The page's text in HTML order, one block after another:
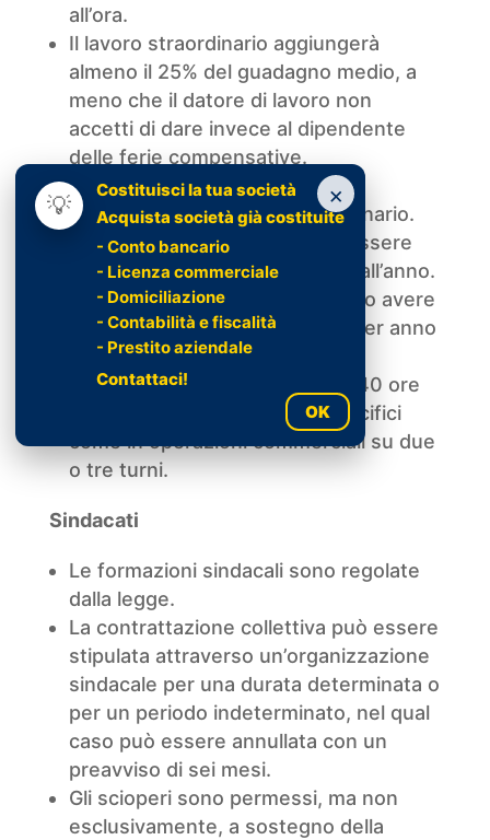
all’ora.
Il lavoro straordinario aggiungerà
almeno il 25% del guadagno medio, a
meno che il datore di lavoro non
accetti di dare invece al dipendente
delle ferie compensative.
Lo stipendio può includere un
compenso per il lavoro straordinario.
Per i dipendenti ordinari, può essere
incluso un massimo di 150 ore all’anno.
D’altra parte, i manager possono avere
fino a 416 ore di straordinario per anno
civile.
L’orario massimo di lavoro è di 40 ore
settimanali, o meno in casi specifici
come in operazioni commerciali su due
o tre turni.
Sindacati
Le formazioni sindacali sono regolate
dalla legge.
La contrattazione collettiva può essere
stipulata attraverso un’organizzazione
sindacale per una durata determinata o
per un periodo indeterminato, nel qual
caso può essere annullata con un
preavviso di sei mesi.
Gli scioperi sono permessi, ma non
esclusivamente, a sostegno della
💡 ×
Costituisci la tua società
Acquista società già costituite
- Conto bancario
- Licenza commerciale
- Domiciliazione
- Contabilità e fiscalità
- Prestito aziendale
Contattaci!
OK